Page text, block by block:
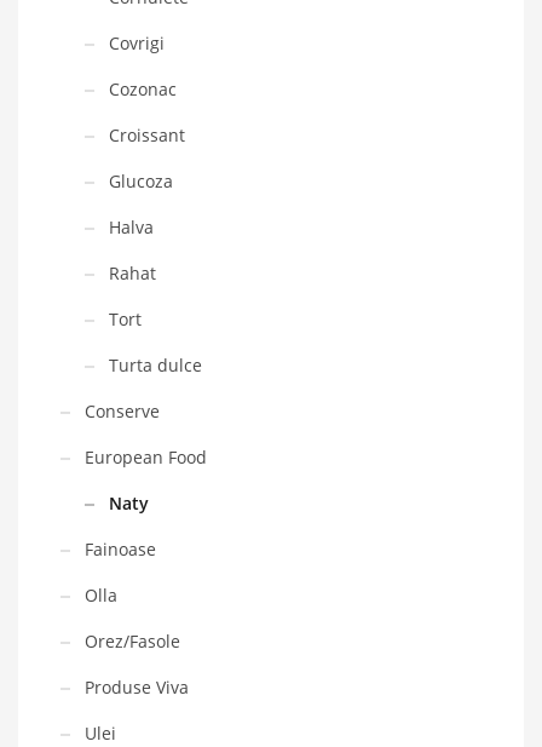
Covrigi
Cozonac
Croissant
Glucoza
Halva
Rahat
Tort
Turta dulce
Conserve
European Food
Naty
Fainoase
Olla
Orez/Fasole
Produse Viva
Ulei